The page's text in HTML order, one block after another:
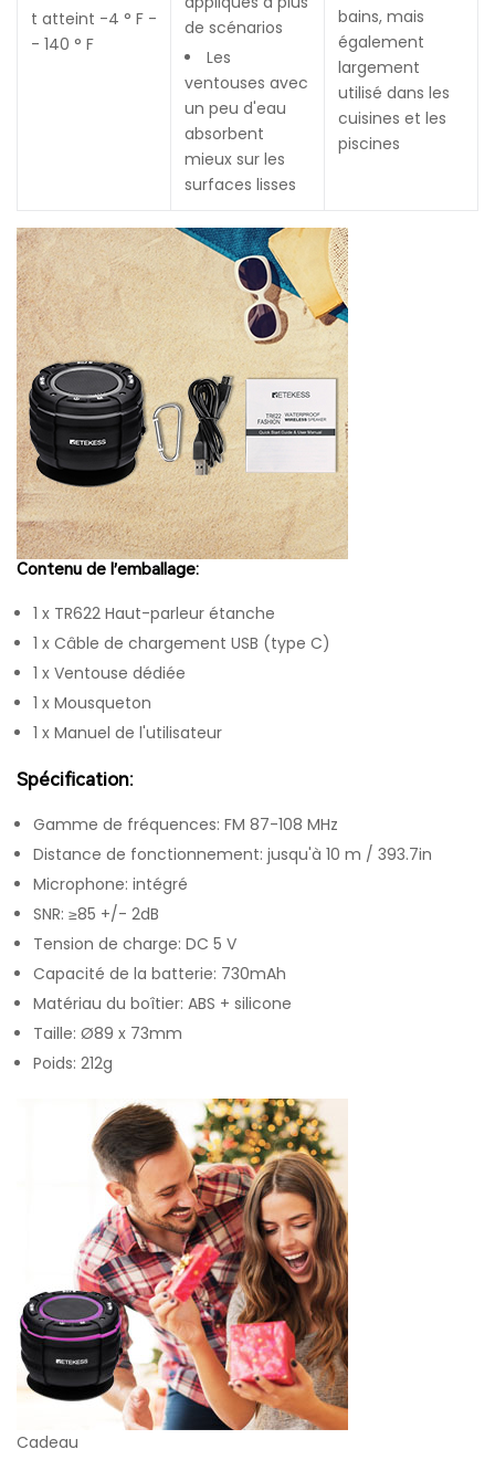
t atteint -4 ° F -
- 140 ° F
de scénarios
Les
ventouses avec
un peu d'eau
absorbent
mieux sur les
surfaces lisses
bains, mais
également
largement
utilisé dans les
cuisines et les
piscines
Contenu de l’emballage:
1 x TR622 Haut-parleur étanche
1 x Câble de chargement USB (type C)
1 x Ventouse dédiée
1 x Mousqueton
1 x Manuel de l'utilisateur
Spécification:
Gamme de fréquences: FM 87-108 MHz
Distance de fonctionnement: jusqu'à 10 m / 393.7in
Microphone: intégré
SNR: ≥85 +/- 2dB
Tension de charge: DC 5 V
Capacité de la batterie: 730mAh
Matériau du boîtier: ABS + silicone
Taille: Ø89 x 73mm
Poids: 212g
Cadeau